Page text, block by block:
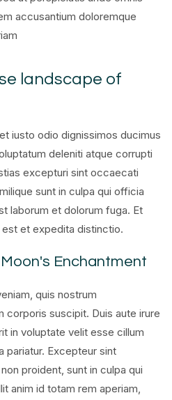
accusantium doloremque
landscape of
iusto odio dignissimos ducimus
deleniti atque corrupti
excepturi sint occaecati
sunt in culpa qui officia
laborum et dolorum fuga. Et
et expedita distinctio.
Enchantment
quis nostrum
corporis suscipit. Duis aute irure
in voluptate velit esse cillum
pariatur. Excepteur sint
proident, sunt in culpa qui
anim id totam rem aperiam,